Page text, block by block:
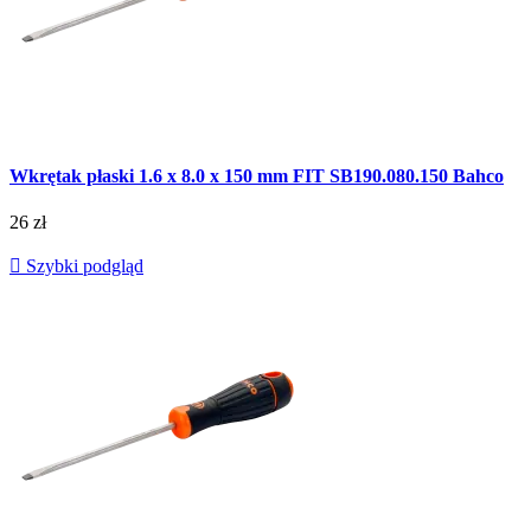
Wkrętak płaski 1.6 x 8.0 x 150 mm FIT SB190.080.150 Bahco
26 zł
 Szybki podgląd